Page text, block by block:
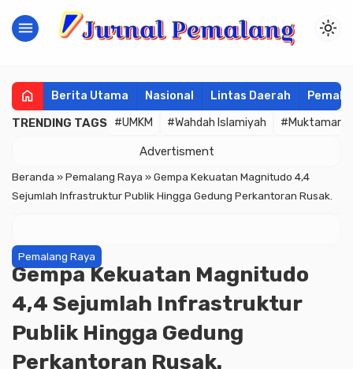
menu light_mode
home Berita Utama Nasional Lintas Daerah
TRENDING TAGS #UMKM #Wahdah Islamiyah #Muktamar
Advertisment
Beranda »Pemalang Raya »Gempa Kekuatan Magnitudo 4,4
Sejumlah Infrastruktur Publik Hingga Gedung Perkantoran Rusak.
Pemalang Raya
Gempa Kekuatan Magnitudo
4,4 Sejumlah Infrastruktur
Publik Hingga Gedung
Perkantoran Rusak.